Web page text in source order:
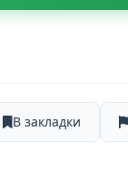
В закладки